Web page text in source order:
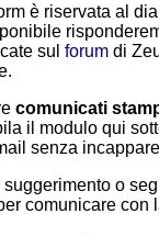
è riservata al
sul forumdi
comunicati
il modulo qui
senza
suggerimento o
comunicare con